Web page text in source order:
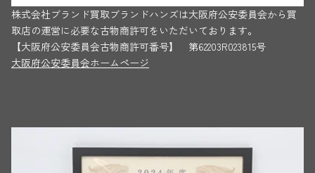
株式会社ブランド買取ブランドハンズは大阪府公安委員会から買
取店の運営に必要な古物商許可をいただいております。
【大阪府公安委員会古物商許可番号】 第62203R023815号
大阪府公安委員会ホームページ